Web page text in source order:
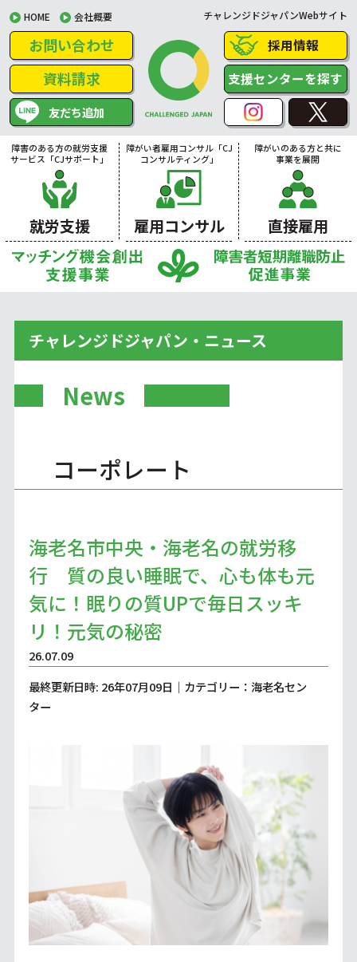
HOME 会社概要 チャレンジドジャパンWebサイト
お問い合わせ
資料請求
友だち追加
採用情報
支援センターを探す
障害のある方の就労支援
サービス「CJサポート」
就労支援
障がい者雇用コンサル「CJ
コンサルティング」
雇用コンサル
障がいのある方と共に
事業を展開
直接雇用
チャレンジドジャパン・ニュース
News
コーポレート
海老名市中央・海老名の就労移
行 質の良い睡眠で、心も体も元
気に！眠りの質UPで毎日スッキ
リ！元気の秘密
26.07.09
最終更新日時: 26年07月09日｜カテゴリー：海老名セン
ター